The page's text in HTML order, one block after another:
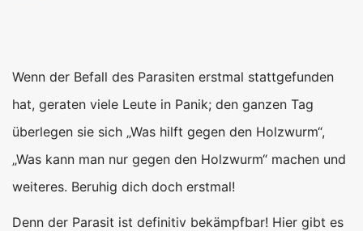
Wenn der Befall des Parasiten erstmal stattgefunden
hat, geraten viele Leute in Panik; den ganzen Tag
überlegen sie sich „Was hilft gegen den Holzwurm“,
„Was kann man nur gegen den Holzwurm“ machen und
weiteres. Beruhig dich doch erstmal!
Denn der Parasit ist definitiv bekämpfbar! Hier gibt es